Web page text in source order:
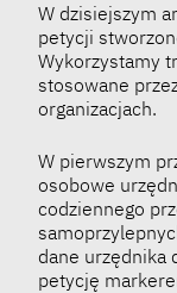
W dzisiejszym
petycji
Wykorzystamy
stosowane
organizacjach.
W pierwszym
osobowe
codziennego
dane urzędnika
petycję